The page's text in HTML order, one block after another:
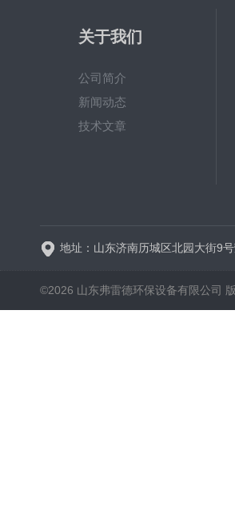
关于我们
公司简介
新闻动态
技术文章
地址：山东济南历城区北园大街9
©2026 山东弗雷德环保设备有限公司